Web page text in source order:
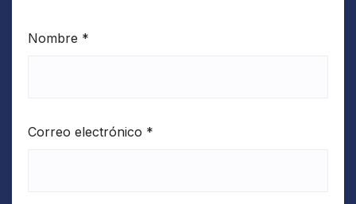
Nombre *
Correo electrónico *